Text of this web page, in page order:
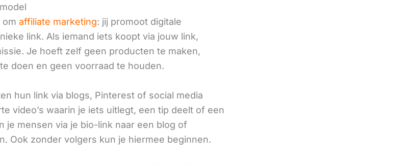
om affiliate marketing: jij promoot digitale
link. Als iemand iets koopt via jouw link,
Je hoeft zelf geen producten te maken,
doen en geen voorraad te houden.
hun link via blogs, Pinterest of social media
video’s waarin je iets uitlegt, een tip deelt of een
je mensen via je bio-link naar een blog of
Ook zonder volgers kun je hiermee beginnen.